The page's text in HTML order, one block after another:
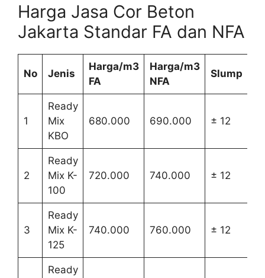
Harga Jasa Cor Beton
Jakarta Standar FA dan NFA
No Jenis
Harga/m3
FA
Harga/m3
NFA
Slump
1
Ready
Mix
KBO
680.000 690.000 ± 12
2
Ready
Mix K-
100
720.000 740.000 ± 12
3
Ready
Mix K-
125
740.000 760.000 ± 12
Ready